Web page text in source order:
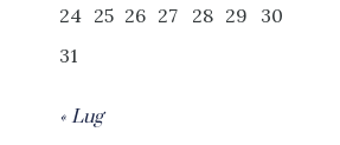
24 25 26 27 28 29
30
31
« Lug